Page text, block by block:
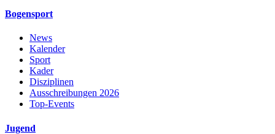
Bogensport
News
Kalender
Sport
Kader
Disziplinen
Ausschreibungen 2026
Top-Events
Jugend